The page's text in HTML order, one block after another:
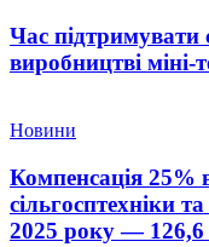
Час підтримувати
виробництві міні-
Новини
Компенсація 25%
сільгосптехніки
2025 року —